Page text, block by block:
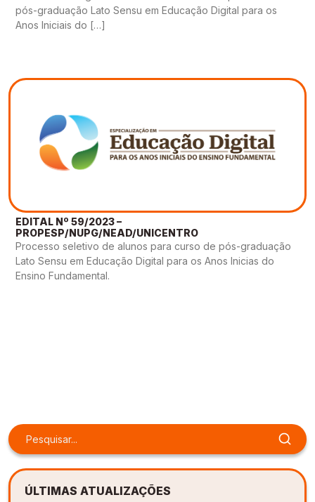
pós-graduação Lato Sensu em Educação Digital para os
Anos Iniciais do […]
EDITAL Nº 59/2023 –
PROPESP/NUPG/NEAD/UNICENTRO
Processo seletivo de alunos para curso de pós-graduação
Lato Sensu em Educação Digital para os Anos Inicias do
Ensino Fundamental.
ÚLTIMAS ATUALIZAÇÕES